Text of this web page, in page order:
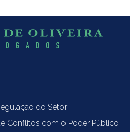
do Setor
Conflitos com o Poder Público